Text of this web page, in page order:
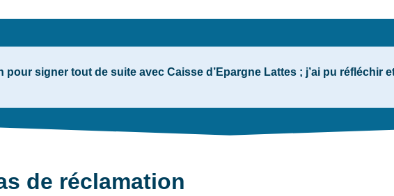
signer tout de suite avec Caisse d’Epargne Lattes ; j’ai pu réfléchir et
de réclamation